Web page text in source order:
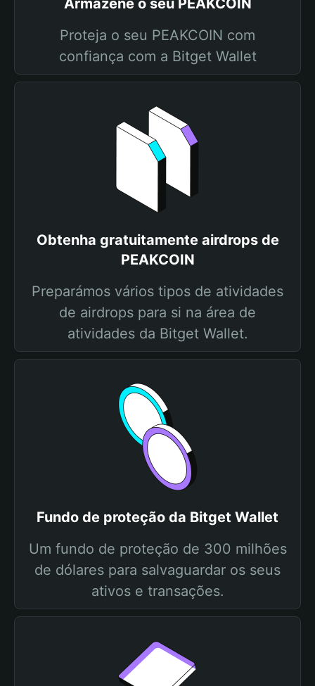
Armazene o seu PEAKCOIN
Proteja o seu PEAKCOIN com
confiança com a Bitget Wallet
Obtenha gratuitamente airdrops de
PEAKCOIN
Preparámos vários tipos de atividades
de airdrops para si na área de
atividades da Bitget Wallet.
Fundo de proteção da Bitget Wallet
Um fundo de proteção de 300 milhões
de dólares para salvaguardar os seus
ativos e transações.